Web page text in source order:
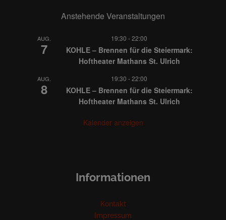
Anstehende Veranstaltungen
AUG.
7
19:30 -22:00
KOHLE – Brennen für die Steiermark:
Hoftheater Mathans St. Ulrich
AUG.
8
19:30 -22:00
KOHLE – Brennen für die Steiermark:
Hoftheater Mathans St. Ulrich
Kalender anzeigen
Informationen
Kontakt
Impressum